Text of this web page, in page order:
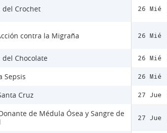
Crochet
contra la Migraña
Chocolate
Sepsis
Cruz
de Médula Ósea y Sangre de
26 Mié
26 Mié
26 Mié
26 Mié
27 Jue
27 Jue